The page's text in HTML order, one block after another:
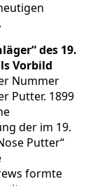
des 19.
Vorbild
Nummer
Putter. 1899
der im 19.
Putter“
formte